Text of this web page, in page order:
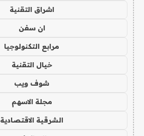
اشراق التقنية
ان سفن
مرابع التكنولوجيا
خيال التقنية
شوف ويب
مجلة الاسهم
الشرقية الاقتصادية